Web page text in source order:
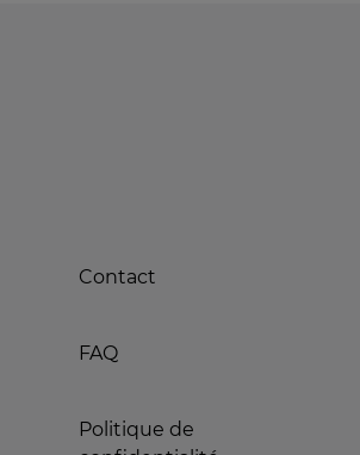
Contact
FAQ
Politique de